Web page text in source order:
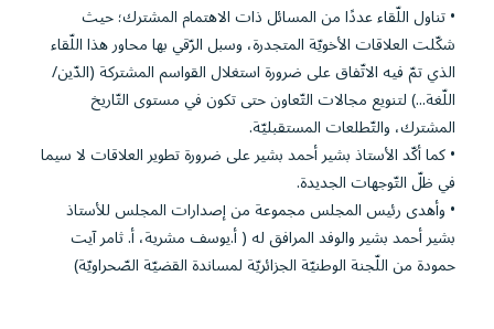
• تناول اللّقاء عددًا من المسائل ذات الاهتمام المشترك؛ حيث
شكّلت العلاقات الأخويّة المتجدرة، وسبل الرّقي بها محاور هذا اللّقاء
الذي تمّ فيه الاتّفاق على ضرورة استغلال القواسم المشتركة (الدّين/
اللّغة...) لتنويع مجالات التّعاون حتى تكون في مستوى التّاريخ
المشترك، والتّطلعات المستقبليّة.
• كما أكّد الأستاذ بشير أحمد بشير على ضرورة تطوير العلاقات لا سيما
في ظلّ التّوجهات الجديدة.
• وأهدى رئيس المجلس مجموعة من إصدارات المجلس للأستاذ
بشير أحمد بشير والوفد المرافق له ( أ.يوسف مشرية، أ. ثامر آيت
حمودة من اللّجنة الوطنيّة الجزائريّة لمساندة القضيّة الصّحراويّة)